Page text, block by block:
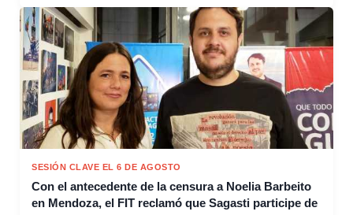
SESIÓN CLAVE EL 6 DE AGOSTO
Con el antecedente de la censura a Noelia Barbeito
en Mendoza, el FIT reclamó que Sagasti participe de